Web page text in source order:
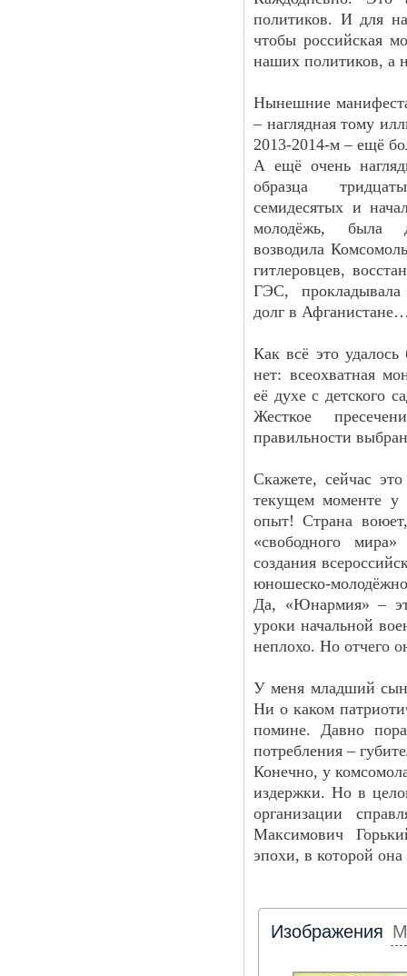
политиков. И для
чтобы российская
наших политиков, а
Нынешние
– наглядная тому
2013-2014-м – ещё
А ещё очень
образца
семидесятых и
молодёжь, была
возводила
гитлеровцев,
ГЭС,
долг в
Как всё это удалось
нет: всеохватная
её духе с детского
Жесткое
правильности
Скажете, сейчас
текущем моменте у
опыт! Страна
«свободного
создания
юношеско-
Да, «Юнармия» –
уроки начальной
неплохо. Но отчего
У меня младший сын
Ни о каком
помине. Давно
потребления –
Конечно, у
издержки. Но в
организации
Максимович
эпохи, в которой
Изображения